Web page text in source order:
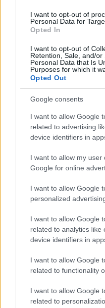
I want to opt-out of
Personal Data for
Opted In
I want to opt-out of
Retention, Sale, and/or
Personal Data that Is
Purposes for which it
Opted Out
Google consents
I want to allow Google
related to advertising
device identifiers in
I want to allow my user
Google for online
I want to allow Google
personalized
I want to allow Google
related to analytics like
device identifiers in
I want to allow Google
related to functionality
I want to allow Google
related to
Címkék: modell kiállítás makett
modellező és